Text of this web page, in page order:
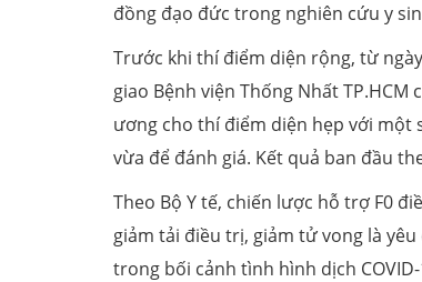
đồng đạo đức trong nghiên cứu y
Trước khi thí điểm diện rộng, từ
giao Bệnh viện Thống Nhất TP.HCM
ương cho thí điểm diện hẹp với một
vừa để đánh giá. Kết quả ban đầu
Theo Bộ Y tế, chiến lược hỗ trợ F0
giảm tải điều trị, giảm tử vong là
trong bối cảnh tình hình dịch